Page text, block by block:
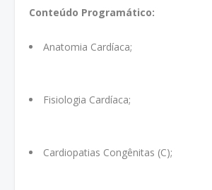
Conteúdo Programático:
Anatomia Cardíaca;
Fisiologia Cardíaca;
Cardiopatias Congênitas (C);